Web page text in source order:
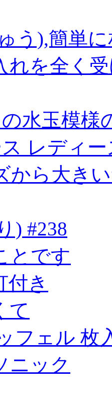
う),簡単
れを全く
の水玉模
レディ
から大き
) #238
とです
付き
て
フェル 枚
ニック